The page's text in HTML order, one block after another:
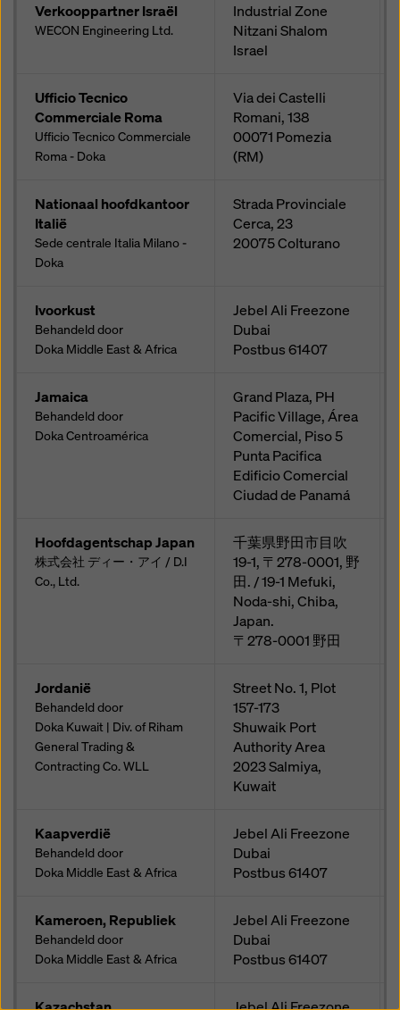
Verkooppartner Israël
WECON Engineering Ltd.
Industrial Zone
Nitzani Shalom
Israel
Ufficio Tecnico
Commerciale Roma
Ufficio Tecnico Commerciale
Roma - Doka
Via dei Castelli
Romani, 138
00071 Pomezia
(RM)
Nationaal hoofdkantoor
Italië
Sede centrale Italia Milano -
Doka
Strada Provinciale
Cerca, 23
20075Colturano
Ivoorkust
Behandeld door
Doka Middle East & Africa
Jebel Ali Freezone
Dubai
Postbus61407
Jamaica
Behandeld door
Doka Centroamérica
Grand Plaza, PH
Pacific Village, Área
Comercial, Piso 5
Punta Pacifica
Edificio Comercial
Ciudad de Panamá
Hoofdagentschap Japan
株式会社 ディー・アイ / D.I
Co., Ltd.
千葉県野田市目吹
19-1, 〒278-0001, 野
田. / 19-1 Mefuki,
Noda-shi, Chiba,
Japan.
〒278-0001 野田
Jordanië
Behandeld door
Doka Kuwait | Div. of Riham
General Trading &
Contracting Co. WLL
Street No. 1, Plot
157-173
Shuwaik Port
Authority Area
2023Salmiya,
Kuwait
Kaapverdië
Behandeld door
Doka Middle East & Africa
Jebel Ali Freezone
Dubai
Postbus61407
Kameroen, Republiek
Behandeld door
Doka Middle East & Africa
Jebel Ali Freezone
Dubai
Postbus61407